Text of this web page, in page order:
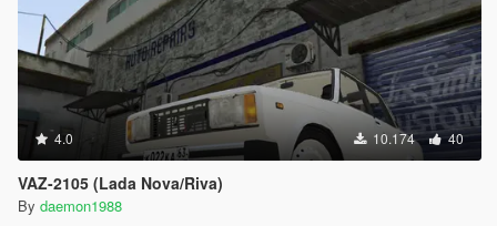
4.0 10.174 40
VAZ-2105 (Lada Nova/Riva)
By daemon1988